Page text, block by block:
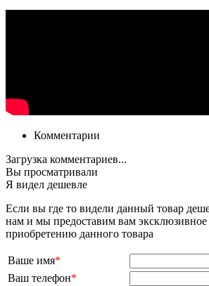
Комментарии
Загрузка комментариев...
Вы просматривали
Я видел дешевле
Если вы где то видели данный товар
нам и мы предоставим вам
приобретению данного товара
Ваше имя*
Ваш телефон*